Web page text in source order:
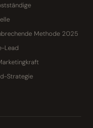
Methode 2025
Lead
Strategie